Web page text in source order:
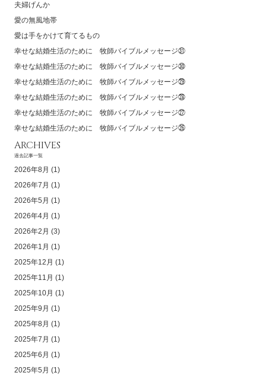
夫婦げんか
愛の無風地帯
愛は手をかけて育てるもの
幸せな結婚生活のために 牧師バイブルメッセージ㉛
幸せな結婚生活のために 牧師バイブルメッセージ㉚
幸せな結婚生活のために 牧師バイブルメッセージ㉙
幸せな結婚生活のために 牧師バイブルメッセージ㉘
幸せな結婚生活のために 牧師バイブルメッセージ㉗
幸せな結婚生活のために 牧師バイブルメッセージ㉖
ARCHIVES
過去記事一覧
2026年8月 (1)
2026年7月 (1)
2026年5月 (1)
2026年4月 (1)
2026年2月 (3)
2026年1月 (1)
2025年12月 (1)
2025年11月 (1)
2025年10月 (1)
2025年9月 (1)
2025年8月 (1)
2025年7月 (1)
2025年6月 (1)
2025年5月 (1)